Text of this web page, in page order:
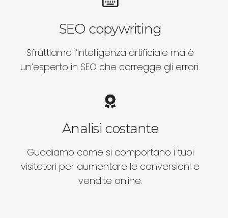
SEO copywriting
Sfruttiamo l’intelligenza artificiale ma è
un’esperto in SEO che corregge gli errori.
Analisi costante
Guadiamo come si comportano i tuoi
visitatori per aumentare le conversioni e
vendite online.